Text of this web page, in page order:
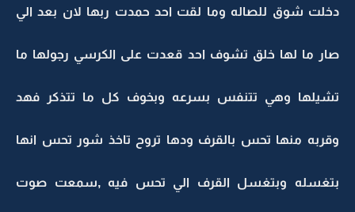
دخلت شوق للصاله وما لقت احد حمدت ربها لان بعد الي
صار ما لها خلق تشوف احد قعدت على الكرسي رجولها ما
تشيلها وهي تتنفس بسرعه وبخوف كل ما تتذكر فهد
وقربه منها تحس بالقرف ودها تروح تاخذ شور تحس انها
بتغسله وبتغسل القرف الي تحس فيه ,سمعت صوت